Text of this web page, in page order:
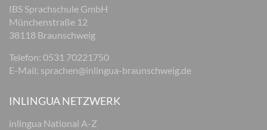
IBS Sprachschule GmbH
Münchenstraße 12
38118 Braunschweig
Telefon: 0531 70221750
E-Mail: sprachen@inlingua-braunschweig.de
INLINGUA NETZWERK
inlingua National A-Z